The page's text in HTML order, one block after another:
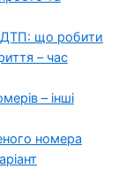
ДТП: що робити
– час
– інші
номера